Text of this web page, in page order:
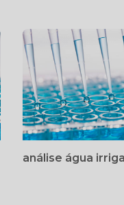
análise água